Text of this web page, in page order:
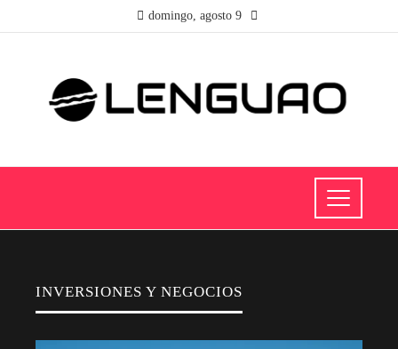
domingo, agosto 9
INVERSIONES Y NEGOCIOS